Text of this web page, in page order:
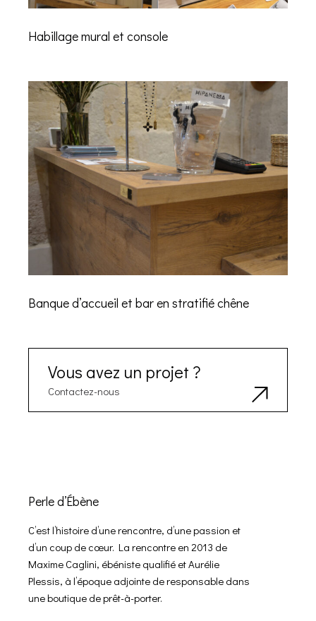
Habillage mural et console
Banque d’accueil et bar en stratifié chêne
Vous avez un projet ?
Contactez-nous
Perle d’Ébène
C’est l’histoire d’une rencontre, d’une passion et
d’un coup de cœur. La rencontre en 2013 de
Maxime Caglini, ébéniste qualifié et Aurélie
Plessis, à l’époque adjointe de responsable dans
une boutique de prêt-à-porter.